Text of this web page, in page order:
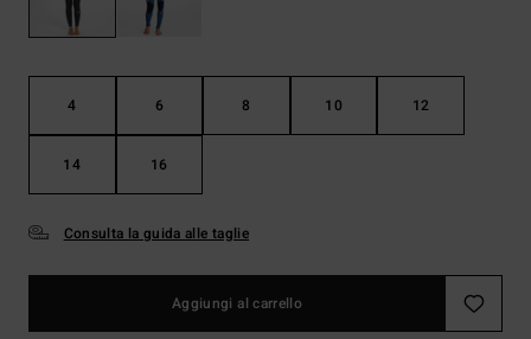
4 6 8 10 12
14 16
Consulta la guida alle taglie
Aggiungi al carrello